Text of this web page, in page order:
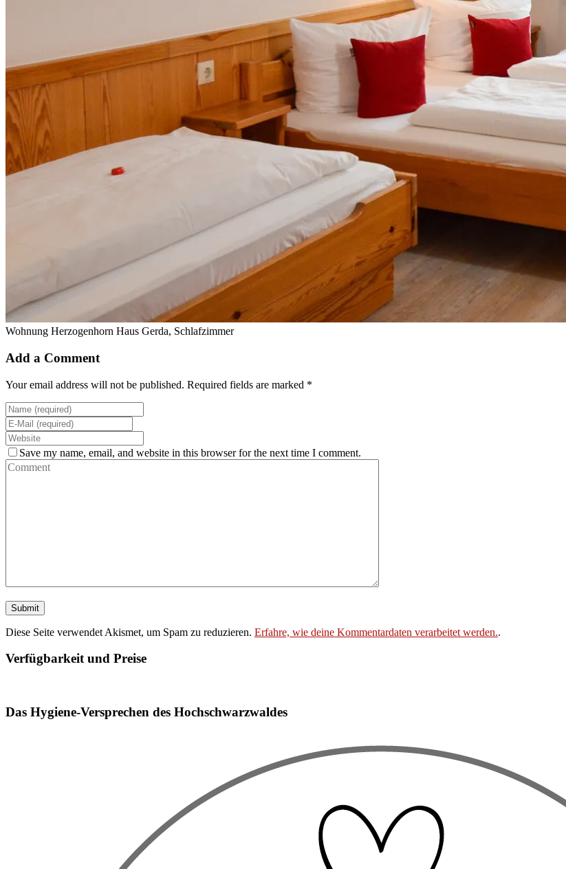
Wohnung Herzogenhorn Haus Gerda, Schlafzimmer
Add a Comment
Your email address will not be published. Required fields are marked *
Save my name, email, and website in this browser for the next time I comment.
Diese Seite verwendet Akismet, um Spam zu reduzieren. Erfahre, wie deine Kommentardaten verarbeitet werden..
Verfügbarkeit und Preise
Das Hygiene-Versprechen des Hochschwarzwaldes